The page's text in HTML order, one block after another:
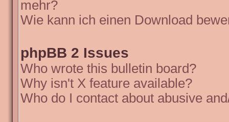
mehr?
Wie kann ich einen Download
phpBB 2 Issues
Who wrote this bulletin board?
Why isn't X feature available?
Who do I contact about abusive